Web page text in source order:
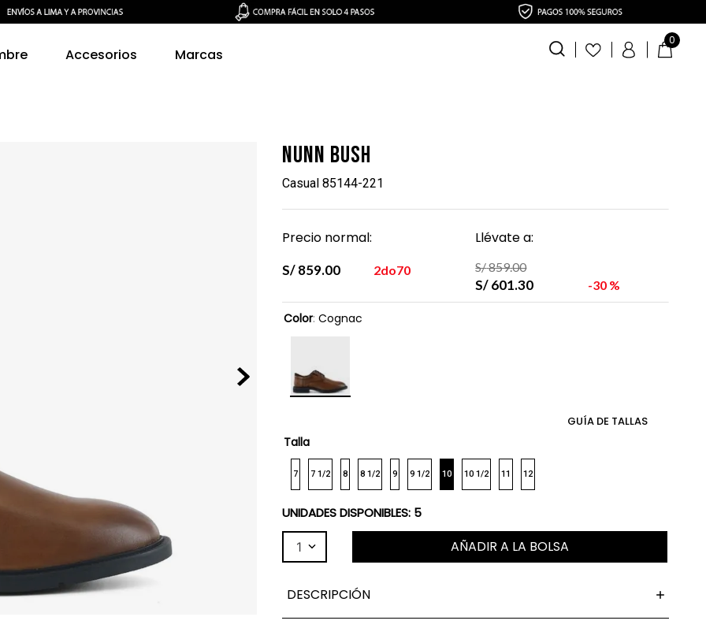
Accesorios Marcas
0
Nunn Bush
Casual 85144-221
Precio normal:
S/ 859.00 2do70
Llévate a:
S/859.00
S/601.30 30 %
Color: Cognac
Talla
7 7 1/2 8 8 1/2 9 9 1/2 10 10 1/2 11 12
GUÍA DE TALLAS
UNIDADES DISPONIBLES: 5
1 AÑADIR A LA BOLSA
DESCRIPCIÓN